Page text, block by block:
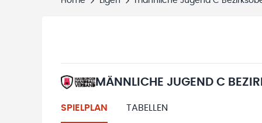
MÄNNLICHE JUGEND C
SPIELPLAN TABELLEN